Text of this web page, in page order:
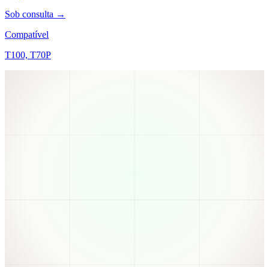
Sob consulta →
Compatível
T100, T70P